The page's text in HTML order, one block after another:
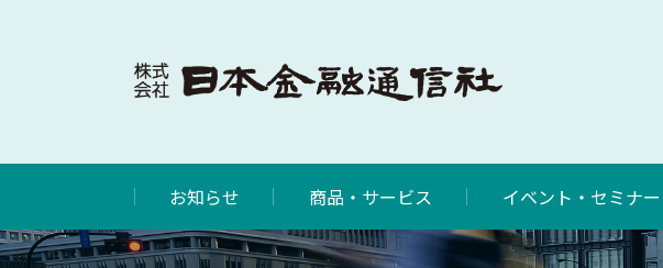
お知らせ 商品・サービス イベント・セミナー